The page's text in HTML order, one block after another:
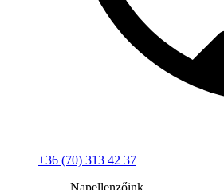
+36 (70) 313 42 37